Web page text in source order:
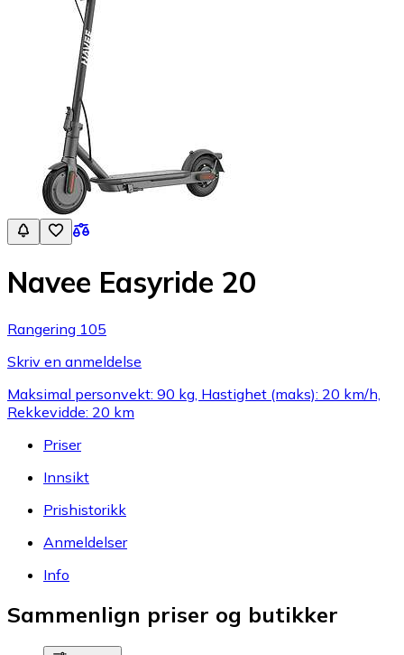
Navee Easyride 20
Rangering 105
Skriv en anmeldelse
Maksimal personvekt: 90 kg, Hastighet (maks): 20 km/h,
Rekkevidde: 20 km
Priser
Innsikt
Prishistorikk
Anmeldelser
Info
Sammenlign priser og butikker